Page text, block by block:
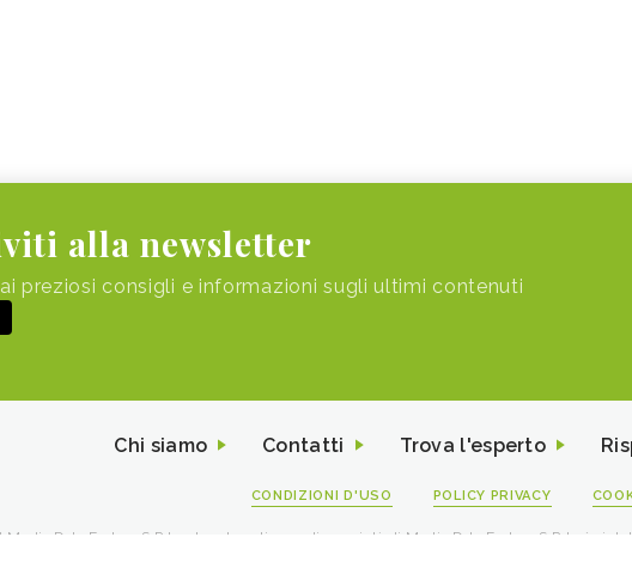
alla newsletter
preziosi consigli e informazioni sugli ultimi contenuti
Chi siamo Contatti Trova l'esperto
CONDIZIONI D'USO POLICY PRIVACY
Data Factory S.R.L. - I contenuti sono di proprietà di Media Data Factory S.R.L, è